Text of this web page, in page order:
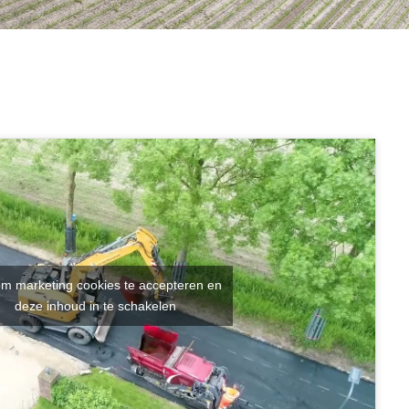
marketing cookies te accepteren en
deze inhoud in te schakelen